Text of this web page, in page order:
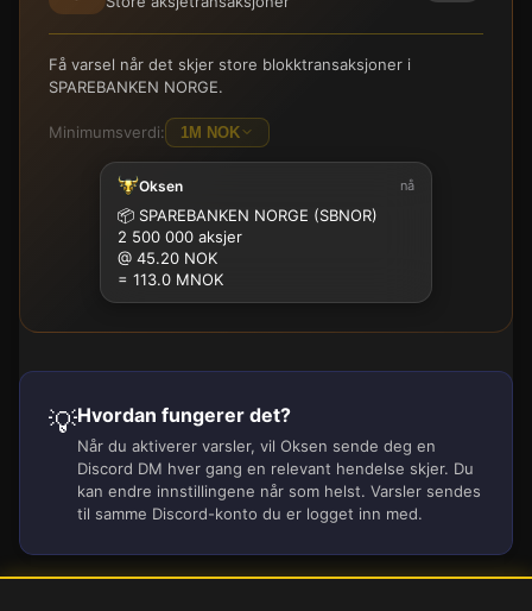
Få varsel når det skjer store blokktransaksjoner i
SPAREBANKEN NORGE.
Minimumsverdi: 1M NOK
500K
Oksen nå
📦 SPAREBANKEN NORGE (SBNOR)
2 500 000 aksjer
@ 45.20 NOK
= 113.0 MNOK
💡Hvordan fungerer det?
Når du aktiverer varsler, vil Oksen sende deg en
Discord DM hver gang en relevant hendelse skjer. Du
kan endre innstillingene når som helst. Varsler sendes
til samme Discord-konto du er logget inn med.